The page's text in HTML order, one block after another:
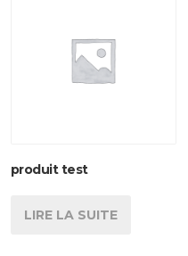
produit test
LIRE LA SUITE